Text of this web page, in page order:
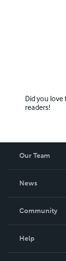
Did you
readers!
Our Team
News
In The News
Community
Help